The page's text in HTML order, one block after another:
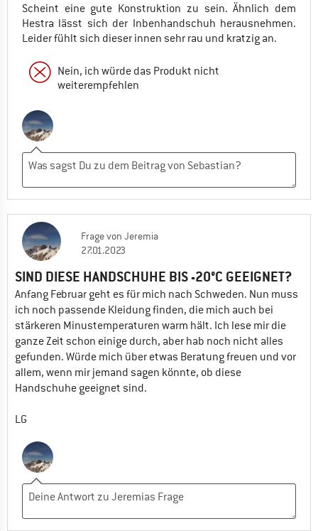
Scheint eine gute Konstruktion zu sein. Ähnlich dem
Hestra lässt sich der Inbenhandschuh herausnehmen.
Leider fühlt sich dieser innen sehr rau und kratzig an.
Nein, ich würde das Produkt nicht
weiterempfehlen
Fragevon Jeremia
27.01.2023
SIND DIESE HANDSCHUHE BIS -20°C GEEIGNET?
Anfang Februar geht es für mich nach Schweden. Nun muss
ich noch passende Kleidung finden, die mich auch bei
stärkeren Minustemperaturen warm hält. Ich lese mir die
ganze Zeit schon einige durch, aber hab noch nicht alles
gefunden. Würde mich über etwas Beratung freuen und vor
allem, wenn mir jemand sagen könnte, ob diese
Handschuhe geeignet sind.
LG